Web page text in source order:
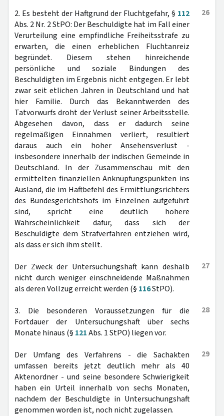
26
2. Es besteht der Haftgrund der Fluchtgefahr, § 112
Abs. 2 Nr. 2 StPO: Der Beschuldigte hat im Fall einer
Verurteilung eine empfindliche Freiheitsstrafe zu
erwarten, die einen erheblichen Fluchtanreiz
begründet. Diesem stehen hinreichende
persönliche und soziale Bindungen des
Beschuldigten im Ergebnis nicht entgegen. Er lebt
zwar seit etlichen Jahren in Deutschland und hat
hier Familie. Durch das Bekanntwerden des
Tatvorwurfs droht der Verlust seiner Arbeitsstelle.
Abgesehen davon, dass er dadurch seine
regelmäßigen Einnahmen verliert, resultiert
daraus auch ein hoher Ansehensverlust -
insbesondere innerhalb der indischen Gemeinde in
Deutschland. In der Zusammenschau mit den
ermittelten finanziellen Anknüpfungspunkten ins
Ausland, die im Haftbefehl des Ermittlungsrichters
des Bundesgerichtshofs im Einzelnen aufgeführt
sind, spricht eine deutlich höhere
Wahrscheinlichkeit dafür, dass sich der
Beschuldigte dem Strafverfahren entziehen wird,
als dass er sich ihm stellt.
27
Der Zweck der Untersuchungshaft kann deshalb
nicht durch weniger einschneidende Maßnahmen
als deren Vollzug erreicht werden (§ 116StPO).
28
3. Die besonderen Voraussetzungen für die
Fortdauer der Untersuchungshaft über sechs
Monate hinaus (§ 121Abs. 1 StPO) liegen vor.
29
Der Umfang des Verfahrens - die Sachakten
umfassen bereits jetzt deutlich mehr als 40
Aktenordner - und seine besondere Schwierigkeit
haben ein Urteil innerhalb von sechs Monaten,
nachdem der Beschuldigte in Untersuchungshaft
genommen worden ist, noch nicht zugelassen.